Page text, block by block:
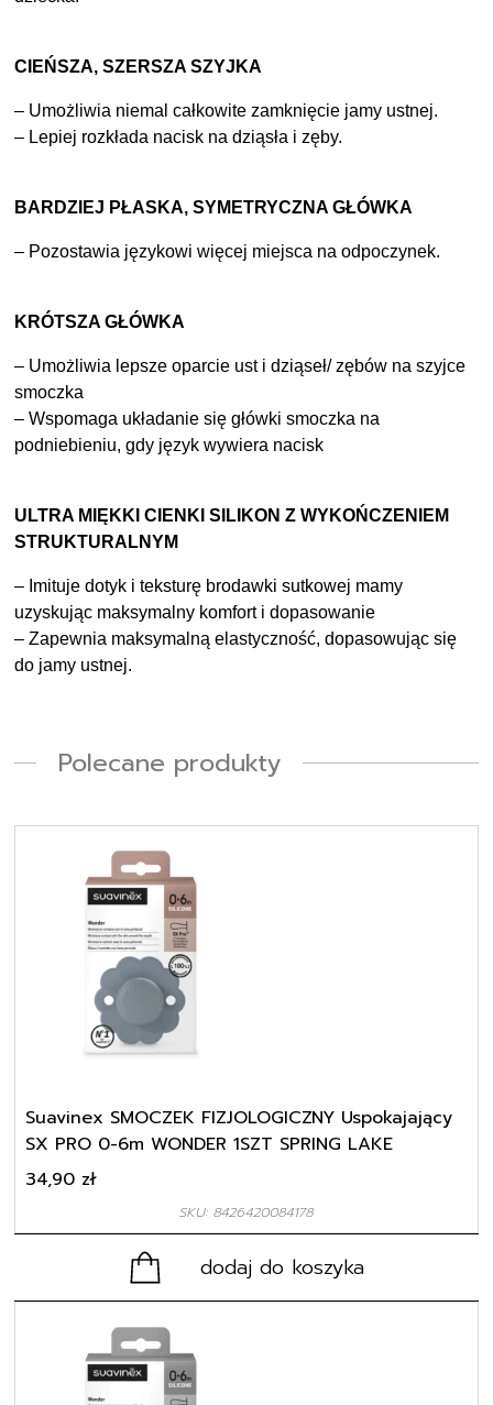
CIEŃSZA, SZERSZA SZYJKA
– Umożliwia niemal całkowite zamknięcie jamy ustnej.
– Lepiej rozkłada nacisk na dziąsła i zęby.
BARDZIEJ PŁASKA, SYMETRYCZNA GŁÓWKA
– Pozostawia językowi więcej miejsca na odpoczynek.
KRÓTSZA GŁÓWKA
– Umożliwia lepsze oparcie ust i dziąseł/ zębów na szyjce
smoczka
– Wspomaga układanie się główki smoczka na
podniebieniu, gdy język wywiera nacisk
ULTRA MIĘKKI CIENKI SILIKON Z WYKOŃCZENIEM
STRUKTURALNYM
– Imituje dotyk i teksturę brodawki sutkowej mamy
uzyskując maksymalny komfort i dopasowanie
– Zapewnia maksymalną elastyczność, dopasowując się
do jamy ustnej.
Polecane produkty
Suavinex SMOCZEK FIZJOLOGICZNY Uspokajający
SX PRO 0-6m WONDER 1SZT SPRING LAKE
SKU: 8426420084178
34,90 zł
dodaj do koszyka